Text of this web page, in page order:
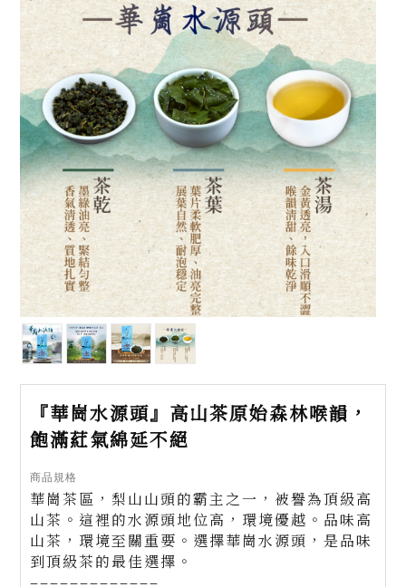
『華崗水源頭』高山茶原始森林喉韻，
飽滿葒氣綿延不絕
商品規格
華崗茶區，梨山山頭的霸主之一，被譽為頂級高
山茶。這裡的水源頭地位高，環境優越。品味高
山茶，環境至關重要。選擇華崗水源頭，是品味
到頂級茶的最佳選擇。
–––––––––––––